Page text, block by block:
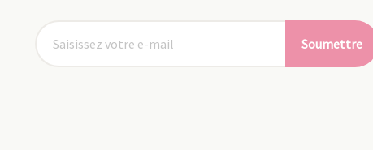
Soumettre